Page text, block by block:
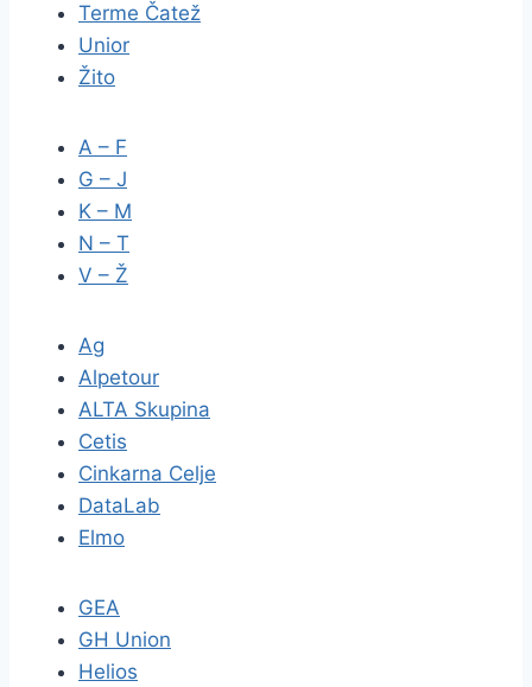
Terme Čatež
Unior
Žito
A – F
G – J
K – M
N – T
V – Ž
Ag
Alpetour
ALTA Skupina
Cetis
Cinkarna Celje
DataLab
Elmo
GEA
GH Union
Helios